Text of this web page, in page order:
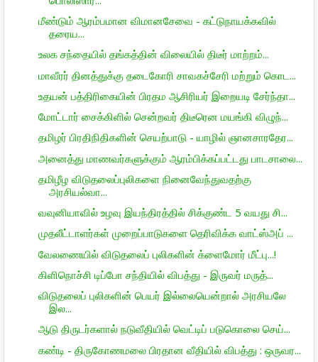
மீண்டும் ஆரம்பமான விமானசேவை - கட்டுநாயக்கவில்
தரைய...
உலக சந்தையில் தங்கத்தின் விலையில் திடீர் மாற்றம்...
மாவீரர் தினத்துக்கு தடைகோரி சாவகச்சேரி மற்றும் கொட...
உதயன் பத்திரிகையின் பிரதம ஆசிரியர் இறையடி சேர்ந்தா...
மோட்டார் சைக்கிளில் சென்றவர் திடீரென மயங்கி விழுந்...
தமிழர் பிரதிநிதிகளின் செயற்பாடு - யாழில் ஞானசாரதேர...
அனைத்து மாணவர்களுக்கும் ஆரம்பிக்கப்பட்டது பாடசாலை...
தமிழீழ விடுதலைப்புலிகளை நினைவேந்துவதற்கு
அரசியல்வா...
வவுனியாவில் உழவு இயந்திரத்தில் சிக்குண்ட 5 வயது சி...
முதலீட்டாளர்கள் முறைப்பாடுகளை தெரிவிக்க வாட்ஸ்அப் ...
வேலணையில் விடுதலைப் புலிகளின் க்ளைமோர் மீட்பு...!
கிளிநொச்சி டிப்போ சந்தியில் விபத்து - இருவர் மருத்...
விடுதலைப் புலிகளின் பெயர் இல்லையென்றால் அரசியலே
இல...
ஆடு திருடர்களால் நடுவீதியில் வெட்டிப் படுகொலை செய்...
கண்டி - திருகோணமலை பிரதான வீதியில் விபத்து : ஒருவர...